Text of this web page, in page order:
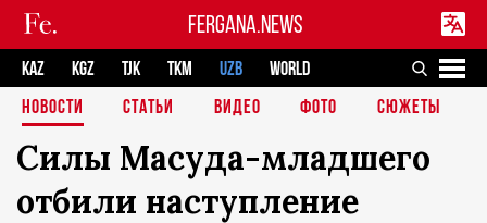
FERGANA.NEWS
KAZ KGZ TJK TKM UZB
WORLD
НОВОСТИ
СТАТЬИ ВИДЕО ФОТО СЮЖЕТЫ
Силы Масуда-младшего
отбили наступление